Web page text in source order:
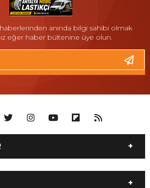
anında bilgi sahibi olmak
eğer haber bültenine üye olun.
Antalya 7/24 Moto Yol